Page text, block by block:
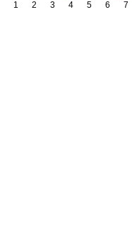
1
2
3
4
5
6
7